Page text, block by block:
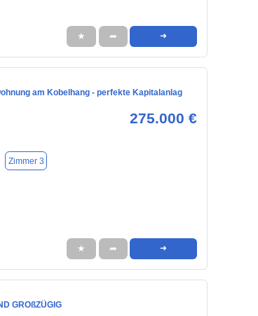
★ ➦ ➜
am Kobelhang - perfekte Kapitalanlag
275.000 €
Zimmer 3
★ ➦ ➜
GROßZÜGIG